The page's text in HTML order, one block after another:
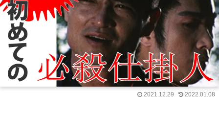
2021.12.29 2022.01.08